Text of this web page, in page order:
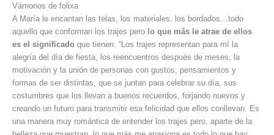
Vámonos de folixa
A María le encantan las telas, los materiales, los bordados…todo
aquello que conforman los trajes pero lo que más le atrae de ellos
es el significado que tienen. “Los trajes representan para mí la
alegría del día de fiesta, los reencuentros después de meses, la
motivación y la unión de personas con gustos, pensamientos y
formas de ser distintas, que se juntan para celebrar su día, sus
costumbres que los llevan a buenos recuerdos, forjando nuevos y
creando un futuro para transmitir esa felicidad que ellos conllevan. Es
una manera muy romántica de entender los trajes pero, aparte de la